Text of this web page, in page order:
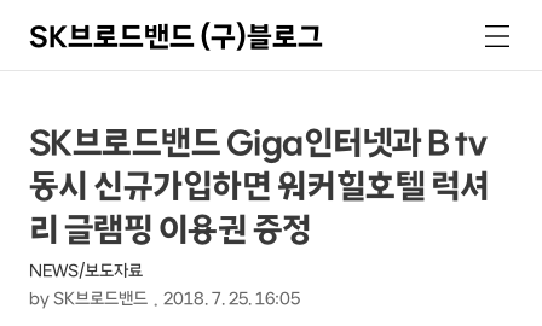
SK브로드밴드 (구)블로그
색
메
뉴
상
세
컨
텐
츠
본
문
제
목
SK브로드밴드 Giga인터넷과 B tv
동시 신규가입하면 워커힐호텔 럭셔
리 글램핑 이용권 증정
NEWS/보도자료
by SK브로드밴드 2018. 7. 25. 16:05